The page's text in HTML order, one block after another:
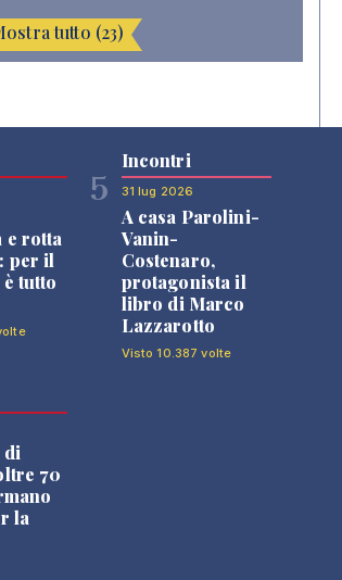
tutto (23)
e rotta
per il
tutto
5
Incontri
31 lug 2026
A casa Parolini-
Vanin-
Costenaro,
protagonista il
libro di Marco
Lazzarotto
Visto 10.387 volte
di
70
la